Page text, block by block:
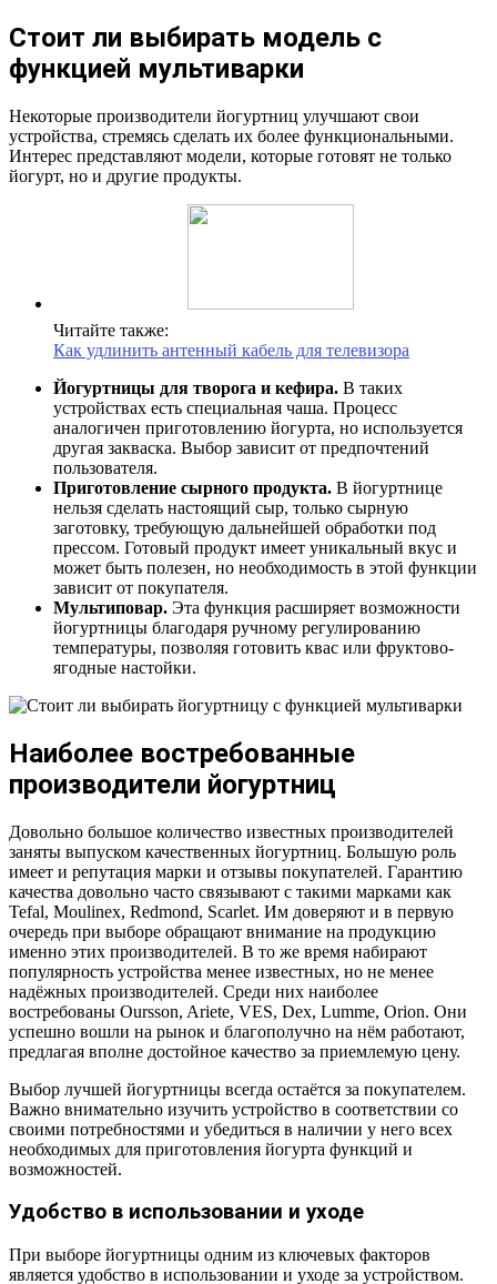
Стоит ли выбирать модель с
функцией мультиварки
Некоторые производители йогуртниц улучшают свои
устройства, стремясь сделать их более функциональными.
Интерес представляют модели, которые готовят не только
йогурт, но и другие продукты.
Читайте также:
Как удлинить антенный кабель для телевизора
Йогуртницы для творога и кефира. В таких
устройствах есть специальная чаша. Процесс
аналогичен приготовлению йогурта, но используется
другая закваска. Выбор зависит от предпочтений
пользователя.
Приготовление сырного продукта. В йогуртнице
нельзя сделать настоящий сыр, только сырную
заготовку, требующую дальнейшей обработки под
прессом. Готовый продукт имеет уникальный вкус и
может быть полезен, но необходимость в этой функции
зависит от покупателя.
Мультиповар. Эта функция расширяет возможности
йогуртницы благодаря ручному регулированию
температуры, позволяя готовить квас или фруктово-
ягодные настойки.
Наиболее востребованные
производители йогуртниц
Довольно большое количество известных производителей
заняты выпуском качественных йогуртниц. Большую роль
имеет и репутация марки и отзывы покупателей. Гарантию
качества довольно часто связывают с такими марками как
Tefal, Moulinex, Redmond, Scarlet. Им доверяют и в первую
очередь при выборе обращают внимание на продукцию
именно этих производителей. В то же время набирают
популярность устройства менее известных, но не менее
надёжных производителей. Среди них наиболее
востребованы Oursson, Ariete, VES, Dex, Lumme, Orion. Они
успешно вошли на рынок и благополучно на нём работают,
предлагая вполне достойное качество за приемлемую цену.
Выбор лучшей йогуртницы всегда остаётся за покупателем.
Важно внимательно изучить устройство в соответствии со
своими потребностями и убедиться в наличии у него всех
необходимых для приготовления йогурта функций и
возможностей.
Удобство в использовании и уходе
При выборе йогуртницы одним из ключевых факторов
является удобство в использовании и уходе за устройством.